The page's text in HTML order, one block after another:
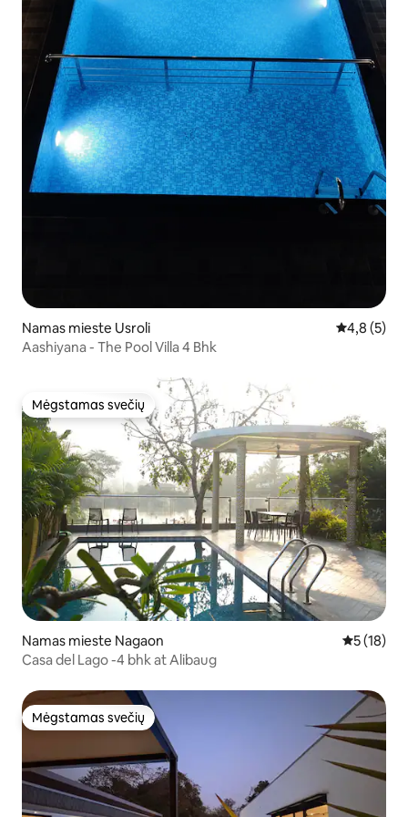
Namas mieste Usroli Vidutinis
4,8 (5)
Aashiyana - The Pool Villa 4 Bhk
Mėgstamas svečių
Mėgstamas svečių
Namas mieste Nagaon Vidutinis
5 (18)
Casa del Lago -4 bhk at Alibaug
Mėgstamas svečių
Mėgstamas svečių